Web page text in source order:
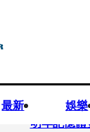
最新 娛樂
快訊
明年記憶